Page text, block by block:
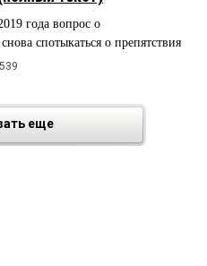
года вопрос о
спотыкаться о препятствия
еще